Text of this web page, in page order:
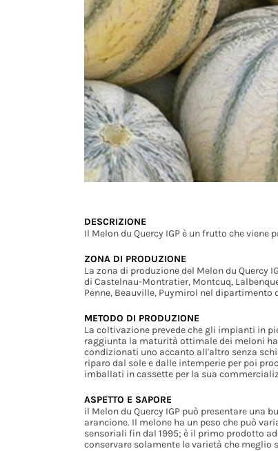
DESCRIZIONE
Il Melon du Quercy IGP è un frutto che
ZONA DI PRODUZIONE
La zona di produzione del Melon du Quercy
di Castelnau-Montratier, Montcuq,
Penne, Beauville, Puymirol nel dipartimento
METODO DI PRODUZIONE
La coltivazione prevede che gli impianti in
raggiunta la maturità ottimale dei meloni
condizionati uno accanto all'altro senza
riparo dal sole e dalle intemperie per poi
imballati in cassette per la sua
ASPETTO E SAPORE
il Melon du Quercy IGP può presentare una
arancione. Il melone ha un peso che può
sensoriali fin dal 1995; è il primo prodotto
conservare solamente le varietà che meglio